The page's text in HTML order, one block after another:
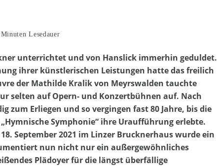
Lesedauer
unterrichtet und von Hanslick immerhin geduldet.
ihrer künstlerischen Leistungen hatte das freilich
der Mathilde Kralik von Meyrswalden tauchte
selten auf Opern- und Konzertbühnen auf. Nach
zum Erliegen und so vergingen fast 80 Jahre, bis die
Symphonie“ ihre Uraufführung erlebte.
September 2021 im Linzer Brucknerhaus wurde ein
nun nicht nur ein außergewöhnliches
Plädoyer für die längst überfällige